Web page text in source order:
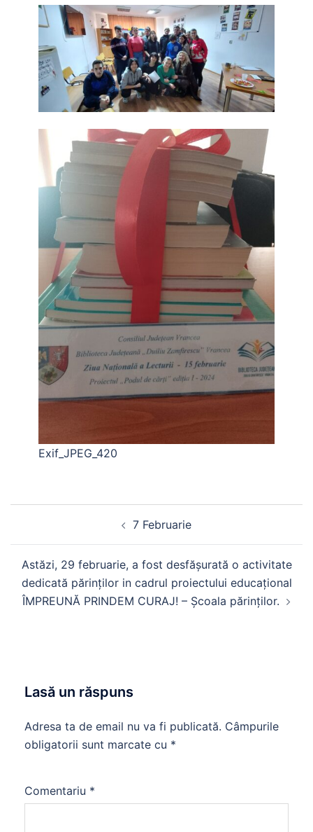
Exif_JPEG_420
7 Februarie
Astăzi, 29 februarie, a fost desfășurată o activitate
dedicată părinților in cadrul proiectului educațional
ÎMPREUNĂ PRINDEM CURAJ! – Școala părinților.
Lasă un răspuns
Adresa ta de email nu va fi publicată. Câmpurile
obligatorii sunt marcate cu *
Comentariu *